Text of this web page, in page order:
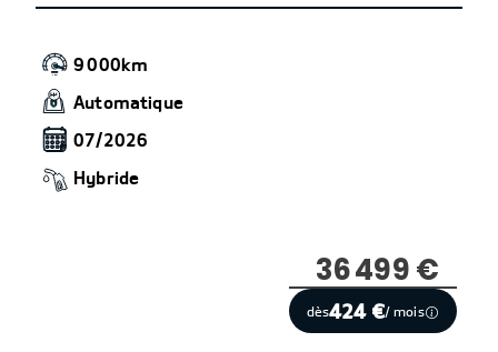
9 000km
Automatique
07/2026
Hybride
36 499 €
dès424 €/ mois